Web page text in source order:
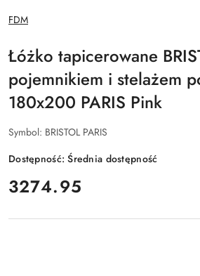
NAZWA
PRODUCENTA:
FDM
Łóżko tapicerowane
pojemnikiem i stelażem
180x200 PARIS Pink
Symbol: BRISTOL PARIS
Dostępność:Średnia dostępność
cena:
3274.95